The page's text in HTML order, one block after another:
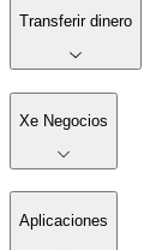
Transferir dinero
Xe Negocios
Aplicaciones